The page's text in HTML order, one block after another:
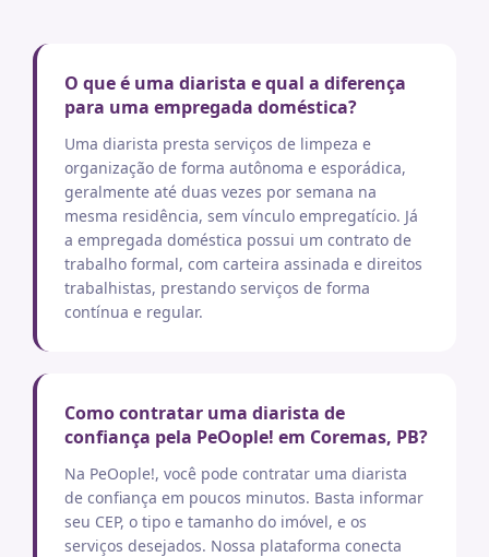
O que é uma diarista e qual a diferença
para uma empregada doméstica?
Uma diarista presta serviços de limpeza e
organização de forma autônoma e esporádica,
geralmente até duas vezes por semana na
mesma residência, sem vínculo empregatício. Já
a empregada doméstica possui um contrato de
trabalho formal, com carteira assinada e direitos
trabalhistas, prestando serviços de forma
contínua e regular.
Como contratar uma diarista de
confiança pela PeOople! em Coremas, PB?
Na PeOople!, você pode contratar uma diarista
de confiança em poucos minutos. Basta informar
seu CEP, o tipo e tamanho do imóvel, e os
serviços desejados. Nossa plataforma conecta